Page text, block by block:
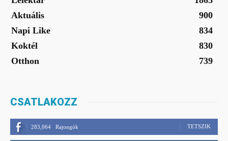
Aktuális
900
Napi Like
834
Koktél
830
Otthon
739
CSATLAKOZZ
283,064 Rajongók TETSZIK